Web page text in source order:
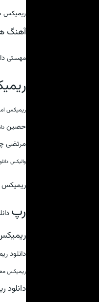
ریمیکس
آهنگ
مهستی
ریمیکس
حصین
مرتضی
والیکس
ریمیکس
رپ
دانلود
ریمیکس
دانلود